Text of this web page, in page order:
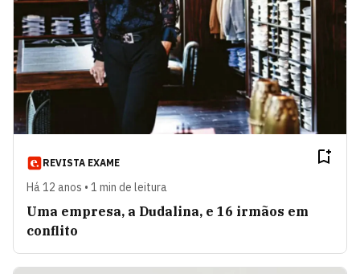
REVISTA EXAME
Há 12 anos • 1 min de leitura
Uma empresa, a Dudalina, e 16 irmãos em
conflito